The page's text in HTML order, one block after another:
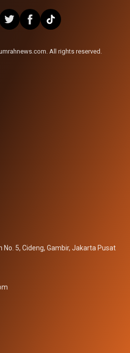
All rights reserved.
No. 5, Cideng, Gambir, Jakarta Pusat